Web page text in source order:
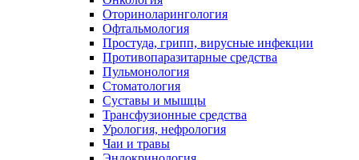
Оториноларингология
Офтальмология
Простуда, грипп, вирусные инфекции
Противопаразитарные средства
Пульмонология
Стоматология
Суставы и мышцы
Трансфузионные средства
Урология, нефрология
Чаи и травы